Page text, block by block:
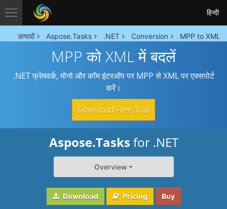
हिन्दी
उत्पादों Aspose.Tasks .NET Conversion MPP to XML
MPP को XML में बदलें
.NET फ्रेमवर्क, मोनो और कॉम इंटरऑप पर MPP से XML पर एक्सपोर्ट
करें।
Download Free Trial
Aspose.Tasks for .NET
Overview
Download Pricing Buy